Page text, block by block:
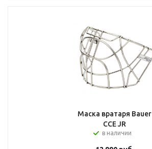
Маска вратаря Bauer
CCE JR
в наличии